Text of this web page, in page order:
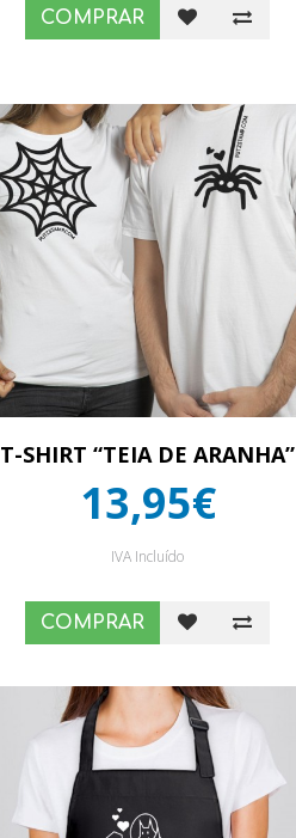
COMPRAR
T-SHIRT “TEIA DE ARANHA”
13,95€
IVA Incluído
COMPRAR